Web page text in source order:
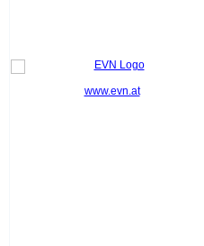
www.evn.at